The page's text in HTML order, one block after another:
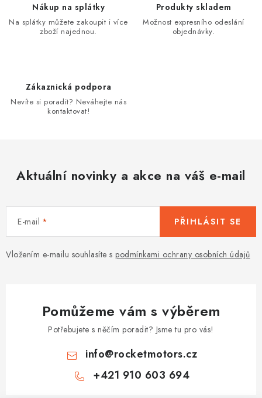
a
v
s
Nákup na splátky
Na splátky můžete zakoupit i více
zboží najednou.
Produkty skladem
Možnost expresního odeslání
objednávky.
Zákaznická podpora
Nevíte si poradit? Neváhejte nás
kontaktovat!
Aktuální novinky a akce na váš e-mail
E-mail
Vložením e-mailu souhlasíte s podmínkami ochrany osobních údajů
PŘIHLÁSIT SE
Pomůžeme vám s výběrem
Potřebujete s něčím poradit? Jsme tu pro vás!
info@rocketmotors.cz
+421 910 603 694